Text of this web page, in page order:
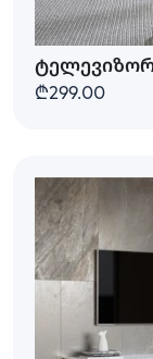
₾299.00